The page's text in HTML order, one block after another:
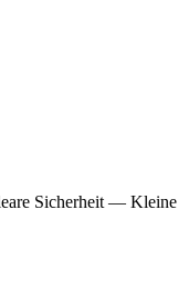
Sicherheit — Kleine